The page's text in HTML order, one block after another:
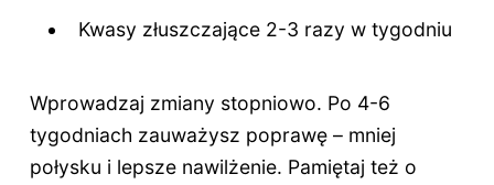
Kwasy złuszczające 2-3 razy w tygodniu
Wprowadzaj zmiany stopniowo. Po 4-6
tygodniach zauważysz poprawę – mniej
połysku i lepsze nawilżenie. Pamiętaj też o